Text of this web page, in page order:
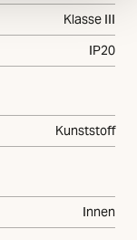
Klasse III
IP20
Kunststoff
Innen